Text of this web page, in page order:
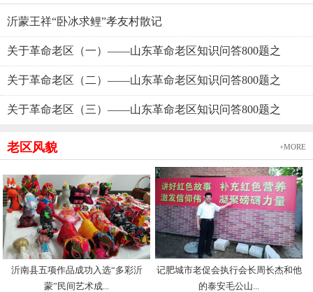
沂蒙王祥“卧冰求鲤”孝友村散记
关于革命老区（一）——山东革命老区知识问答800题之
关于革命老区（二）——山东革命老区知识问答800题之
关于革命老区（三）——山东革命老区知识问答800题之
老区风貌 +MORE
沂南县五项作品成功入选“多彩沂
蒙”民间艺术成...
记肥城市老促会执行会长周长杰和他
的泰安毛公山...